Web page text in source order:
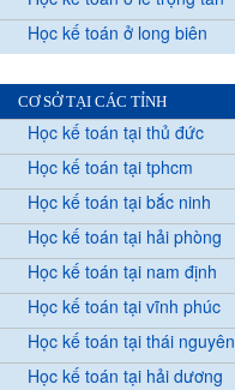
Học kế toán ở long biên
CƠ SỞ TẠI CÁC TỈNH
Học kế toán tại thủ đức
Học kế toán tại tphcm
Học kế toán tại bắc ninh
Học kế toán tại hải phòng
Học kế toán tại nam định
Học kế toán tại vĩnh phúc
Học kế toán tại thái nguyên
Học kế toán tại hải dương